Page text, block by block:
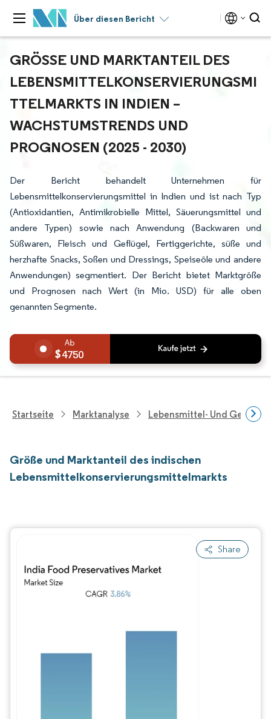
Über diesen Bericht
GRÖSSE UND MARKTANTEIL DES L
EBENSMITTELKONSERVIERUNGSMIT
TELMARKTS IN INDIEN – W
ACHSTUMSTRENDS UND P
ROGNOSEN (2025 - 2030)
Der Bericht behandelt Unternehmen für
Lebensmittelkonservierungsmittel in Indien und ist nach Typ
(Antioxidantien, Antimikrobielle Mittel, Säuerungsmittel und
andere Typen) sowie nach Anwendung (Backwaren und
Süßwaren, Fleisch und Geflügel, Fertiggerichte, süße und
herzhafte Snacks, Soßen und Dressings, Speiseöle und andere
Anwendungen) segmentiert. Der Bericht bietet Marktgröße
und Prognosen nach Wert (in Mio. USD) für alle oben
genannten Segmente.
4750
Startseite Marktanalyse Lebensmittel- Und
Größe und Marktanteil des indischen
Lebensmittelkonservierungsmittelmarkts
Share